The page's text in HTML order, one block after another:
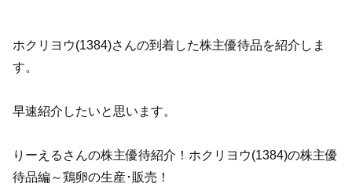
ホクリヨウ(1384)さんの到着した株主優待品を紹介しま
す。
早速紹介したいと思います。
りーえるさんの株主優待紹介！ホクリヨウ(1384)の株主優
待品編～鶏卵の生産･販売！